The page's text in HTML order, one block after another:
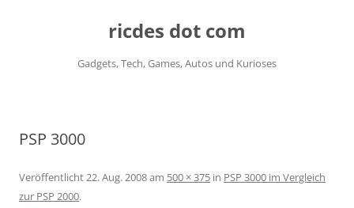
ricdes dot com
Gadgets, Tech, Games, Autos und Kurioses
PSP 3000
Veröffentlicht22. Aug. 2008am 500 × 375 in PSP 3000 im Vergleich
zur PSP 2000.